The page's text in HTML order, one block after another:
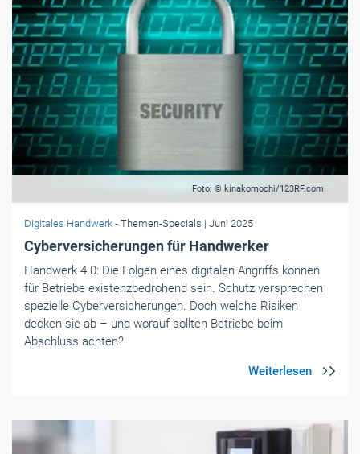
Foto: © kinakomochi/123RF.com
Digitales Handwerk - Themen-Specials | Juni 2025
Cyberversicherungen für Handwerker
Handwerk 4.0: Die Folgen eines digitalen Angriffs können
für Betriebe existenzbedrohend sein. Schutz versprechen
spezielle Cyberversicherungen. Doch welche Risiken
decken sie ab – und worauf sollten Betriebe beim
Abschluss achten?